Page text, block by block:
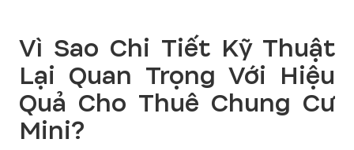
Vì Sao Chi Tiết Kỹ Thuật
Lại Quan Trọng Với Hiệu
Quả Cho Thuê Chung Cư
Mini?